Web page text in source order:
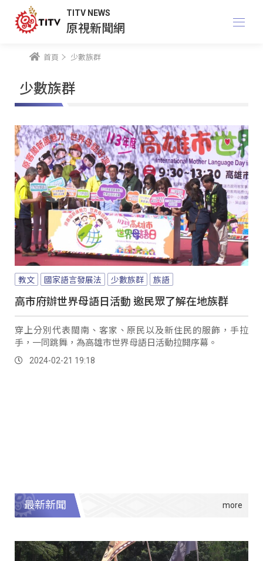
TITV NEWS
原視新聞網
首頁 少數族群
少數族群
教文 國家語言發展法 少數族群 族語
高市府辦世界母語日活動 邀民眾了解在地族群
穿上分別代表閩南、客家、原民以及新住民的服飾，手拉
手，一同跳舞，為高雄市世界母語日活動拉開序幕。
2024-02-21 19:18
最新新聞